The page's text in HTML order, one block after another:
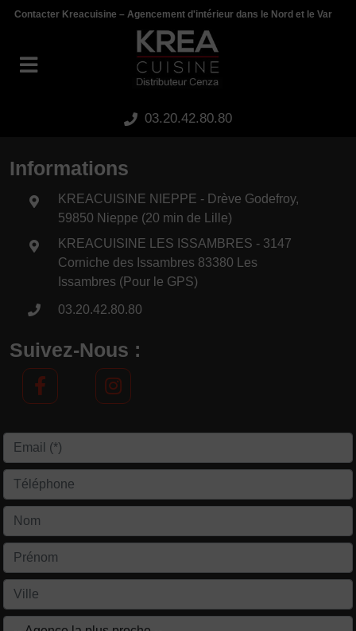
Contacter Kreacuisine – Agencement d'intérieur dans le Nord et le Var
03.20.42.80.80
Informations
KREACUISINE NIEPPE - Drève Godefroy,
59850 Nieppe (20 min de Lille)
KREACUISINE LES ISSAMBRES - 3147
Corniche des Issambres 83380 Les
Issambres (Pour le GPS)
03.20.42.80.80
Suivez-Nous :
Panneau de gestion des cookies